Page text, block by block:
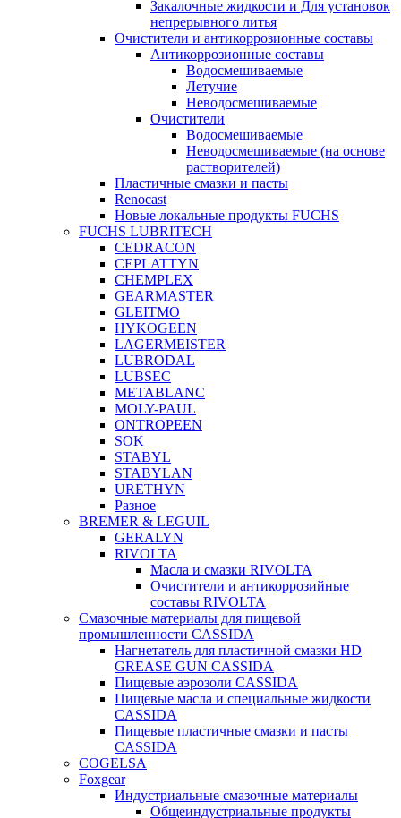
Закалочные жидкости и Для установок
непрерывного литья
Очистители и антикоррозионные составы
Антикоррозионные составы
Водосмешиваемые
Летучие
Неводосмешиваемые
Очистители
Водосмешиваемые
Неводосмешиваемые (на основе
растворителей)
Пластичные смазки и пасты
Renocast
Новые локальные продукты FUCHS
FUCHS LUBRITECH
CEDRACON
CEPLATTYN
CHEMPLEX
GEARMASTER
GLEITMO
HYKOGEEN
LAGERMEISTER
LUBRODAL
LUBSEC
METABLANC
MOLY-PAUL
ONTROPEEN
SOK
STABYL
STABYLAN
URETHYN
Разное
BREMER & LEGUIL
GERALYN
RIVOLTA
Масла и смазки RIVOLTA
Очистители и антикоррозийные
составы RIVOLTA
Смазочные материалы для пищевой
промышленности CASSIDA
Нагнетатель для пластичной смазки HD
GREASE GUN CASSIDA
Пищевые аэрозоли CASSIDA
Пищевые масла и специальные жидкости
CASSIDA
Пищевые пластичные смазки и пасты
CASSIDA
COGELSA
Foxgear
Индустриальные смазочные материалы
Общеиндустриальные продукты